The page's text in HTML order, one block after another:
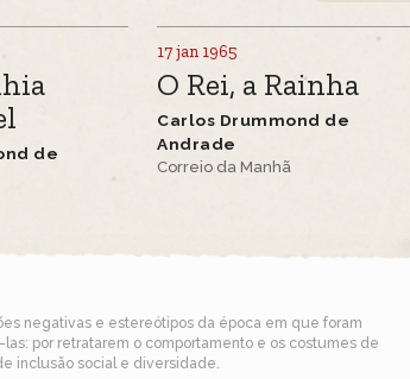
de
17 jan 1965
O Rei, a Rainha
Carlos Drummond de
Andrade
Correio da Manhã
negativas e estereótipos da época em que foram
por retratarem o comportamento e os costumes de
inclusão social e diversidade.